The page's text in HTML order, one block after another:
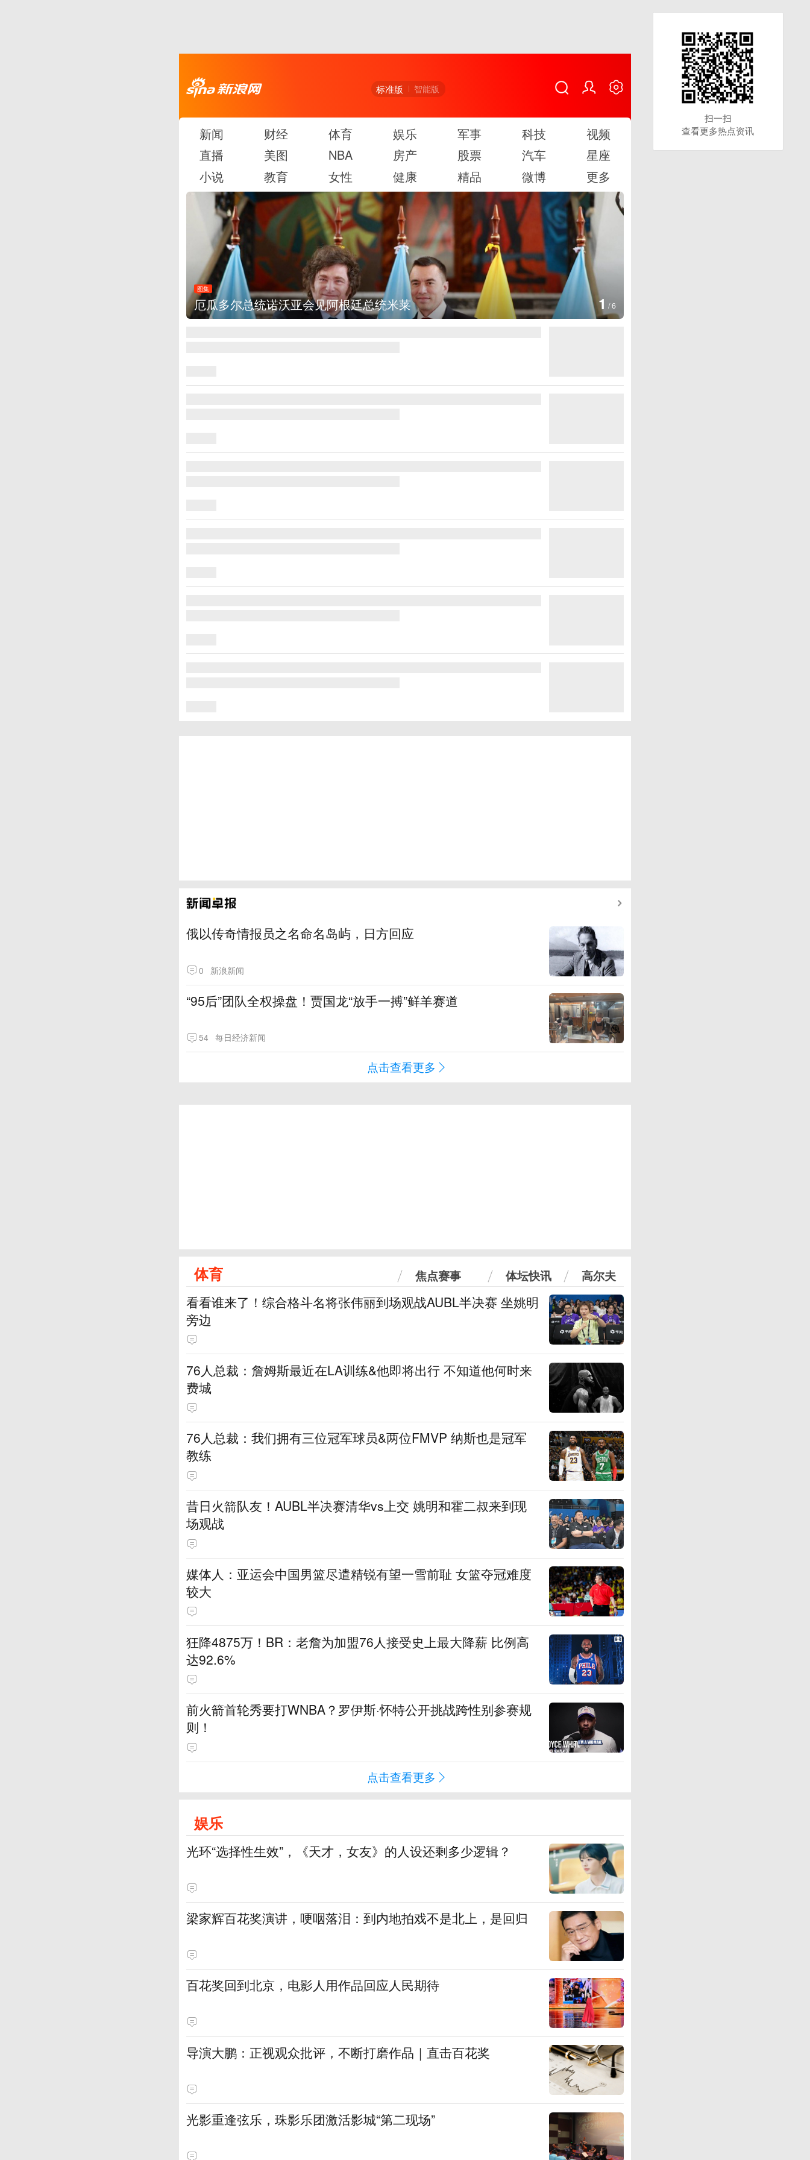
标准版 智能版
新闻 财经 体育 娱乐 军事 科技
视频
直播
美图 NBA 房产 股票 汽车
星座
小说
教育 女性 健康 精品 微博 更多
图集
厄瓜多尔总统诺沃亚会见阿根廷总统米莱 1 /6
俄以传奇情报员之名命名岛屿，日方回应
0 新浪新闻
“95后”团队全权操盘！贾国龙“放手一搏”鲜羊赛道
54 每日经济新闻
点击查看更多
体育 焦点赛事 体坛快讯 高尔夫
看看谁来了！综合格斗名将张伟丽到场观战AUBL半决赛 坐姚明
旁边
76人总裁：詹姆斯最近在LA训练&他即将出行 不知道他何时来
费城
76人总裁：我们拥有三位冠军球员&两位FMVP 纳斯也是冠军
教练
昔日火箭队友！AUBL半决赛清华vs上交 姚明和霍二叔来到现
场观战
媒体人：亚运会中国男篮尽遣精锐有望一雪前耻 女篮夺冠难度
较大
狂降4875万！BR：老詹为加盟76人接受史上最大降薪 比例高
达92.6%
前火箭首轮秀要打WNBA？罗伊斯·怀特公开挑战跨性别参赛规
则！
点击查看更多
娱乐
光环“选择性生效”，《天才，女友》的人设还剩多少逻辑？
梁家辉百花奖演讲，哽咽落泪：到内地拍戏不是北上，是回归
百花奖回到北京，电影人用作品回应人民期待
导演大鹏：正视观众批评，不断打磨作品｜直击百花奖
光影重逢弦乐，珠影乐团激活影城“第二现场”
扫一扫
查看更多热点资讯
扫一扫
查看更多热点资讯